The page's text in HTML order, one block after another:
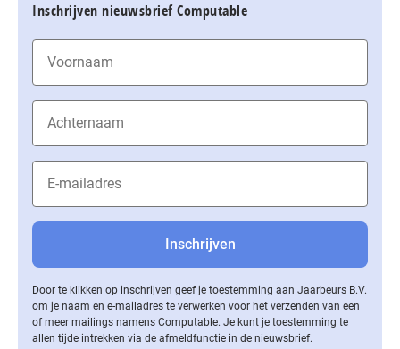
Inschrijven nieuwsbrief Computable
Door te klikken op inschrijven geef je toestemming aan Jaarbeurs B.V.
om je naam en e-mailadres te verwerken voor het verzenden van een
of meer mailings namens Computable. Je kunt je toestemming te
allen tijde intrekken via de af­meld­func­tie in de nieuwsbrief.